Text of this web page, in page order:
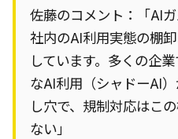
佐藤のコメント：「AI
社内のAI利用実態の棚
しています。多くの企
なAI利用（シャドーAI
し穴で、規制対応はこ
ない」